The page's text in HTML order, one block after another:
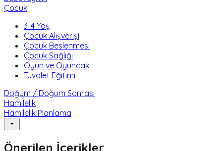
Çocuk
3-4 Yaş
Çocuk Alışverişi
Çocuk Beslenmesi
Çocuk Sağlığı
Oyun ve Oyuncak
Tuvalet Eğitimi
Doğum / Doğum Sonrası
Hamilelik
Hamilelik Planlama
Önerilen İçerikler